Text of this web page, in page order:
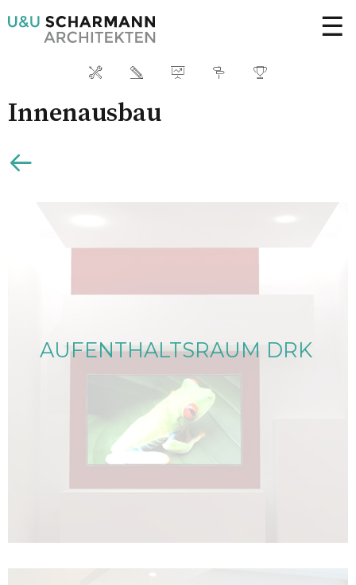
☰
Innenausbau
AUFENTHALTSRAUM DRK